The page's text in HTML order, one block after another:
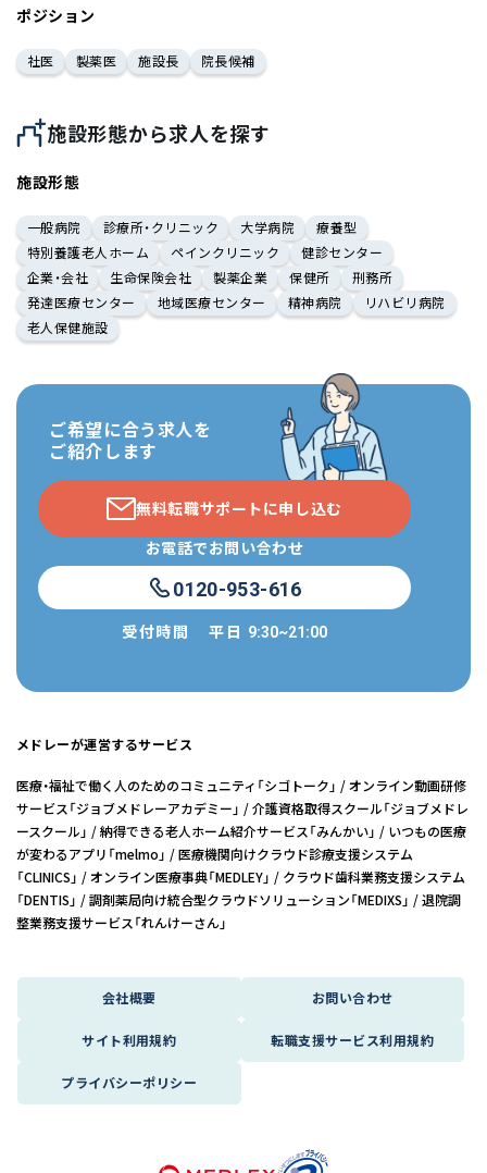
ポジション
社医 製薬医 施設長 院長候補
施設形態から求人を探す
施設形態
一般病院 診療所・クリニック 大学病院
療養型
特別養護老人ホーム
ペインクリニック
健診センター
企業・会社
生命保険会社 製薬企業 保健所
刑務所
発達医療センター
地域医療センター 精神病院
リハビリ病院
老人保健施設
ご希望に合う求人を
ご紹介します
無料転職サポートに申し込む
お電話でお問い合わせ
0120-953-616
受付時間 平日 9:30~21:00
メドレーが運営するサービス
医療・福祉で働く人のためのコミュニティ「シゴトーク」
オンライン動画研修
サービス「ジョブメドレーアカデミー」
介護資格取得スクール「ジョブメドレ
ースクール」
納得できる老人ホーム紹介サービス「みんかい」
いつもの医療
が変わるアプリ「melmo」
医療機関向けクラウド診療支援システム
「CLINICS」
オンライン医療事典「MEDLEY」
クラウド歯科業務支援システム
「DENTIS」
調剤薬局向け統合型クラウドソリューション「MEDIXS」
退院調
整業務支援サービス「れんけーさん」
会社概要 お問い合わせ
サイト利用規約 転職支援サービス利用規約
プライバシーポリシー